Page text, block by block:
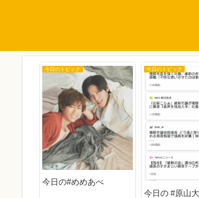
今日のトピック
今日の#めめあべ
今日のトピック
今日の #原山